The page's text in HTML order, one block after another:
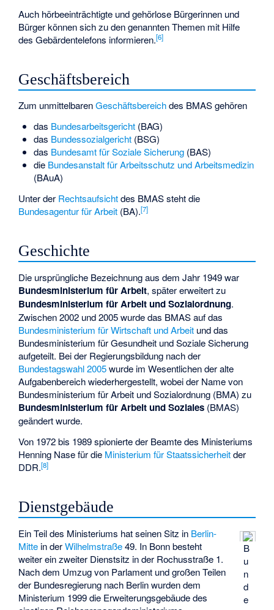
Auch hörbeeinträchtigte und gehörlose Bürgerinnen und
Bürger können sich zu den genannten Themen mit Hilfe
des Gebärdentelefons informieren.[6]
Geschäftsbereich
Zum unmittelbarenGeschäftsbereichdes BMAS gehören
das Bundesarbeitsgericht(BAG)
das Bundessozialgericht(BSG)
das Bundesamt für Soziale Sicherung(BAS)
die Bundesanstalt für Arbeitsschutz und Arbeitsmedizin
(BAuA)
Unter der Rechtsaufsichtdes BMAS steht die
Bundesagentur für Arbeit (BA).[7]
Geschichte
Die ursprüngliche Bezeichnung aus dem Jahr 1949 war
Bundesministerium für Arbeit, später erweitert zu
Bundesministerium für Arbeit und Sozialordnung.
Zwischen 2002 und 2005 wurde das BMAS auf das
Bundesministerium für Wirtschaft und Arbeit und das
Bundesministerium für Gesundheit und Soziale Sicherung
aufgeteilt. Bei der Regierungsbildung nach der
Bundestagswahl 2005wurde im Wesentlichen der alte
Aufgabenbereich wiederhergestellt, wobei der Name von
Bundesministerium für Arbeit und Sozialordnung (BMA) zu
Bundesministerium für Arbeit und Soziales (BMAS)
geändert wurde.
Von 1972 bis 1989 spionierte der Beamte des Ministeriums
Henning Nasefür die Ministerium für Staatssicherheitder
DDR.[8]
Dienstgebäude
B
u
n
d
e
Ein Teil des Ministeriums hat seinen Sitz in Berlin-
Mitte in derWilhelmstraße49. In Bonn besteht
weiter ein zweiter Dienstsitz in der Rochusstraße 1.
Nach dem Umzug von Parlament und großen Teilen
der Bundesregierung nach Berlin wurden dem
Ministerium 1999 die Erweiterungsgebäude des